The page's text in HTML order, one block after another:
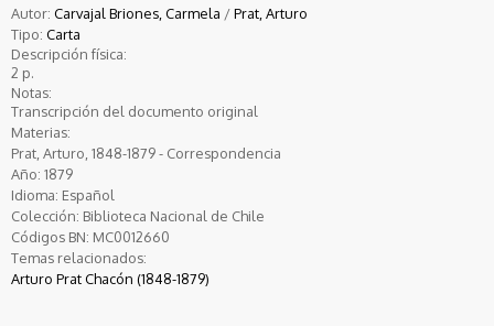
Autor: Carvajal Briones, Carmela /Prat, Arturo
Tipo: Carta
Descripción física:
2 p.
Notas:
Transcripción del documento original
Materias:
Prat, Arturo, 1848-1879 - Correspondencia
Año: 1879
Idioma: Español
Colección: Biblioteca Nacional de Chile
Códigos BN: MC0012660
Temas relacionados:
Arturo Prat Chacón (1848-1879)